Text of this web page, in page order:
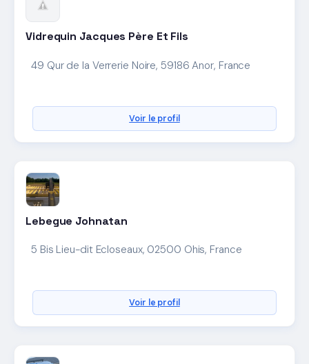
Vidrequin Jacques Père Et Fils
49 Qur de la Verrerie Noire, 59186 Anor, France
Voir le profil
Lebegue Johnatan
5 Bis Lieu-dit Ecloseaux, 02500 Ohis, France
Voir le profil